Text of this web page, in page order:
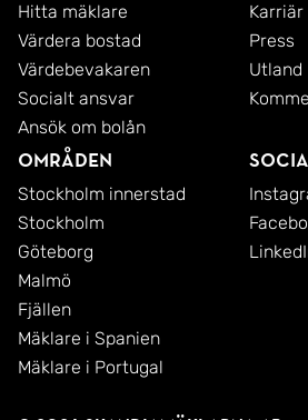
Hitta mäklare
Värdera bostad
Värdebevakaren
Socialt ansvar
Ansök om bolån
Karriär
Press
Utland
Områden
Stockholm innerstad
Stockholm
Göteborg
Malmö
Fjällen
Mäklare i Spanien
Mäklare i Portugal